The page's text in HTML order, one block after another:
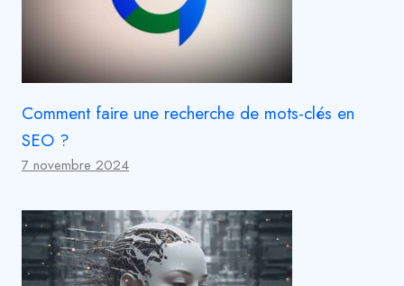
Comment faire une recherche de mots-clés en
SEO ?
7 novembre 2024